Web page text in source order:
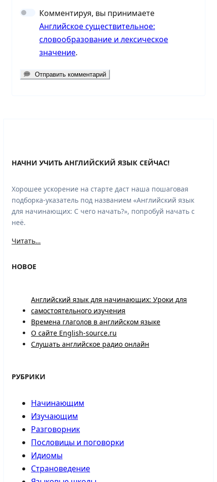
Комментируя, вы принимаете
Английское существительное:
словообразование и лексическое
значение.
Отправить комментарий
НАЧНИ УЧИТЬ АНГЛИЙСКИЙ ЯЗЫК СЕЙЧАС!
Хорошее ускорение на старте даст наша пошаговая
подборка-указатель под названием «Английский язык
для начинающих: С чего начать?», попробуй начать с
неё.
Читать…
НОВОЕ
Английский язык для начинающих: Уроки для
самостоятельного изучения
Времена глаголов в английском языке
О сайте English-source.ru
Слушать английское радио онлайн
РУБРИКИ
Начинающим
Изучающим
Разговорник
Пословицы и поговорки
Идиомы
Страноведение